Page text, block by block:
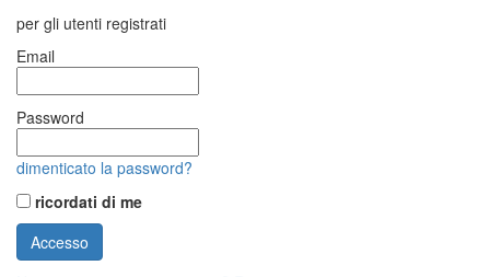
per gli utenti registrati
Email
Password
dimenticato la password?
ricordati di me